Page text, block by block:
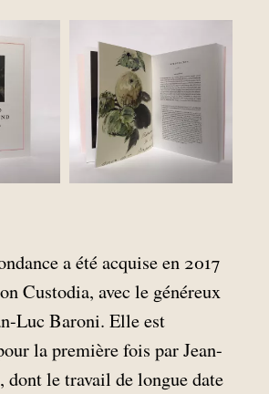
a été acquise en 2017
Custodia, avec le généreux
Luc Baroni. Elle est
la première fois par Jean-
le travail de longue date